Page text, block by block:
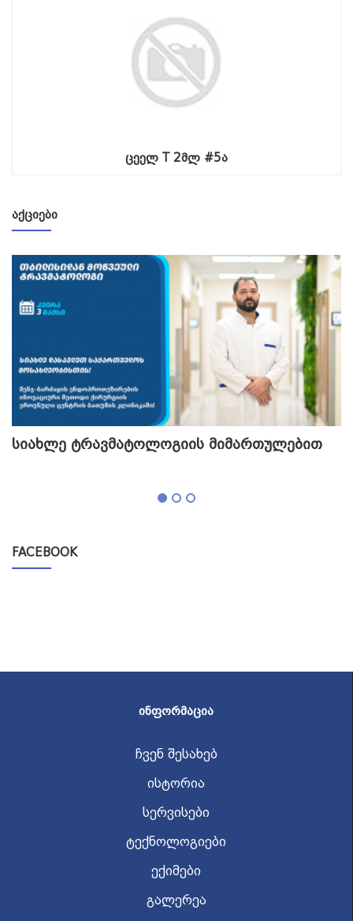
ცეელ T 2მლ #5ა
ᲐᲥᲪᲘᲔᲑᲘ
სიახლე ტრავმატოლოგიის მიმართულებით
FACEBOOK
ᲘᲜᲤᲝᲠᲛᲐᲪᲘᲐ
ჩვენ შესახებ
ისტორია
სერვისები
ტექნოლოგიები
ექიმები
გალერეა